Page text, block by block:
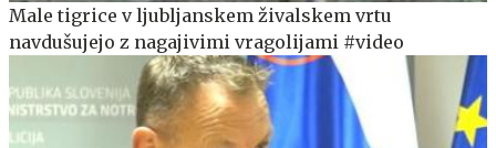
Male tigrice v ljubljanskem živalskem vrtu
navdušujejo z nagajivimi vragolijami #video